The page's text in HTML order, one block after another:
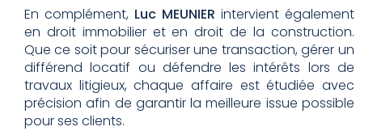
En complément, Luc MEUNIER intervient également
en droit immobilier et en droit de la construction.
Que ce soit pour sécuriser une transaction, gérer un
différend locatif ou défendre les intérêts lors de
travaux litigieux, chaque affaire est étudiée avec
précision afin de garantir la meilleure issue possible
pour ses clients.